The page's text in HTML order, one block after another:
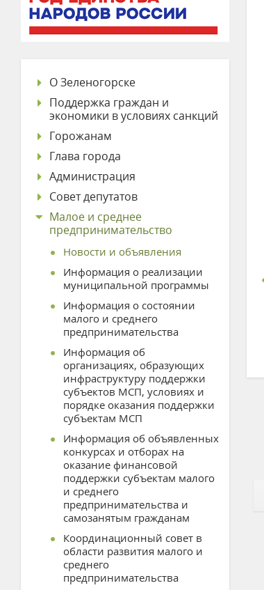
О Зеленогорске
Поддержка граждан и
экономики в условиях санкций
Горожанам
Глава города
Администрация
Совет депутатов
Малое и среднее
предпринимательство
Новости и объявления
Информация о реализации
муниципальной программы
Информация о состоянии
малого и среднего
предпринимательства
Информация об
организациях, образующих
инфраструктуру поддержки
субъектов МСП, условиях и
порядке оказания поддержки
субъектам МСП
Информация об объявленных
конкурсах и отборах на
оказание финансовой
поддержки субъектам малого
и среднего
предпринимательства и
самозанятым гражданам
Координационный совет в
области развития малого и
среднего
предпринимательства